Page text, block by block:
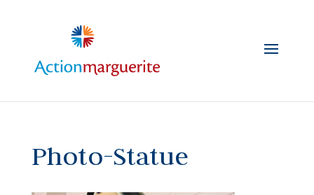
Photo-Statue